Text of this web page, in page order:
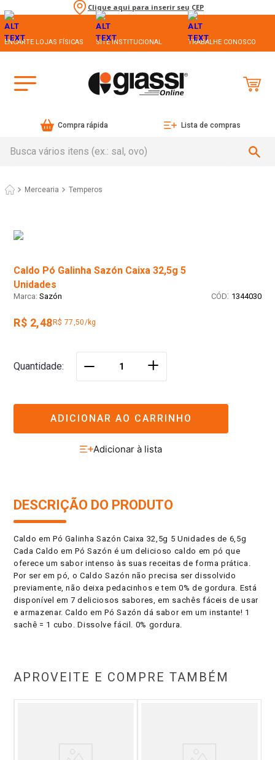
Clique aqui para inserir seu CEP
ENCARTE LOJAS FÍSICAS SITE INSTITUCIONAL TRABALHE CONOSCO
Compra rápida Lista de compras
Mercearia Temperos
Caldo Pó Galinha Sazón Caixa 32,5g 5
Unidades
Sazón : 1344030
R$ 2,48 R$ 77,50/kg
Quantidade ＋
ADICIONAR AO CARRINHO
DESCRIÇÃO DO PRODUTO
Caldo em Pó Galinha Sazón Caixa 32,5g 5 Unidades de 6,5g
Cada Caldo em Pó Sazón é um delicioso caldo em pó que
oferece um sabor intenso às suas receitas de forma prática.
Por ser em pó, o Caldo Sazón não precisa ser dissolvido
previamente, não deixa pedacinhos e tem 0% de gordura. Está
disponível em 7 deliciosos sabores, em sachês fáceis de usar
e armazenar. Caldo em Pó Sazón dá sabor em um instante! 1
sachê = 1 cubo. Dissolve fácil. 0% gordura.
APROVEITE E COMPRE TAMBÉM